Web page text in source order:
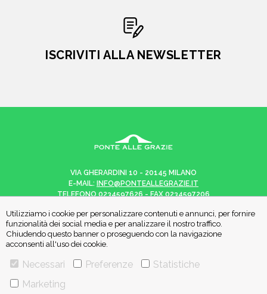
Utilizziamo i cookie per personalizzare contenuti e annunci, per fornire
funzionalità dei social media e per analizzare il nostro traffico.
Chiudendo questo banner o proseguendo con la navigazione
acconsenti all'uso dei cookie.
Necessari Preferenze
Statistiche
Marketing
ISCRIVITI ALLA NEWSLETTER
VIA GHERARDINI 10 - 20145 MILANO
E-MAIL:
INFO@PONTEALLEGRAZIE.IT
TELEFONO0234597626- FAX0234597206
P. IVA12630510159